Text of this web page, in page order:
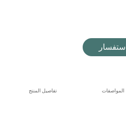
استفسار
المواصفات تفاصيل المنتج